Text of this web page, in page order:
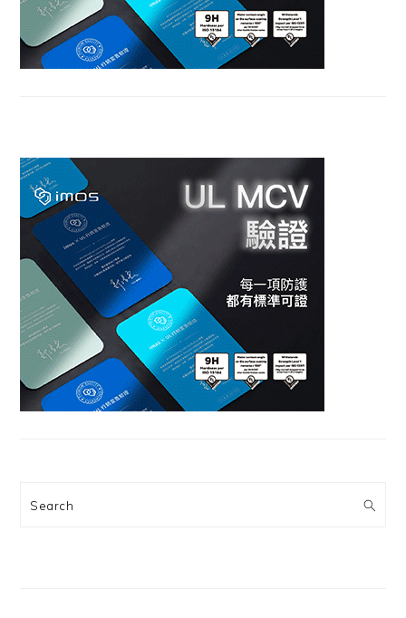
Search